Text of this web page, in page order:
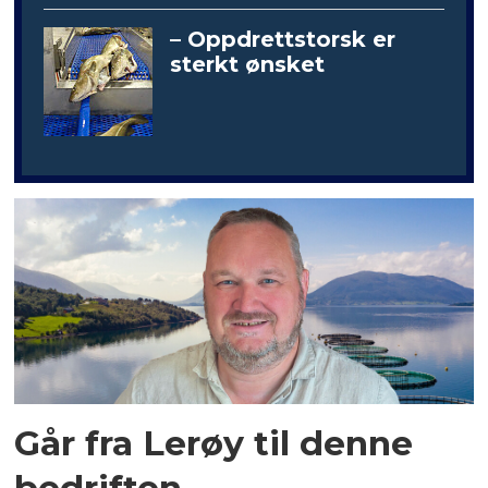
– Oppdrettstorsk er
sterkt ønsket
Går fra Lerøy til denne